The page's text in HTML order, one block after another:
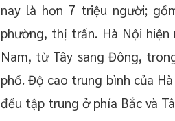
nay là hơn 7 triệu người;
phường, thị trấn. Hà Nội
Nam, từ Tây sang Đông,
phố. Độ cao trung bình của
đều tập trung ở phía Bắc và